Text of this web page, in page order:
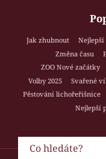
Jak zhubnout Nejlepší
Změna času
ZOO Nové začátky
Volby 2025
Svařené
Pěstování lichořeřišnice
Nejlepší